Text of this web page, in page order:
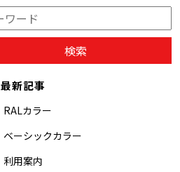
最新記事
RALカラー
ベーシックカラー
利用案内